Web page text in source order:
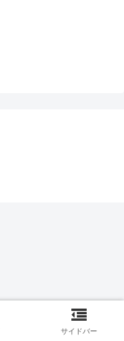
サイドバー